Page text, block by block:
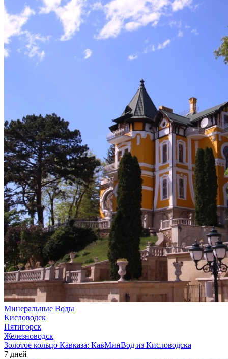
Минеральные Воды
Кисловодск
Пятигорск
Железноводск
Золотое кольцо Кавказа: КавМинВод из Кисловодска
7 дней